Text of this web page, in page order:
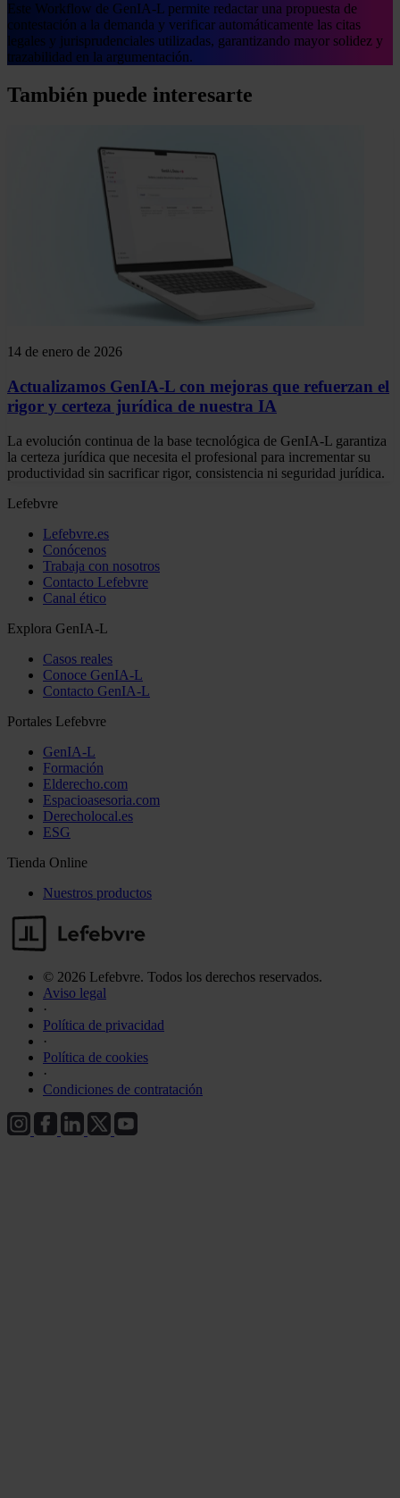
Este Workflow de GenIA-L permite redactar una propuesta de
contestación a la demanda y verificar automáticamente las citas
legales y jurisprudenciales utilizadas, garantizando mayor solidez y
trazabilidad en la argumentación.
También puede interesarte
14 de enero de 2026
Actualizamos GenIA-L con mejoras que refuerzan el
rigor y certeza jurídica de nuestra IA
La evolución continua de la base tecnológica de GenIA-L garantiza
la certeza jurídica que necesita el profesional para incrementar su
productividad sin sacrificar rigor, consistencia ni seguridad jurídica.
Lefebvre
Lefebvre.es
Conócenos
Trabaja con nosotros
Contacto Lefebvre
Canal ético
Explora GenIA-L
Casos reales
Conoce GenIA-L
Contacto GenIA-L
Portales Lefebvre
GenIA-L
Formación
Elderecho.com
Espacioasesoria.com
Derecholocal.es
ESG
Tienda Online
Nuestros productos
© 2026 Lefebvre. Todos los derechos reservados.
Aviso legal
·
Política de privacidad
·
Política de cookies
·
Condiciones de contratación